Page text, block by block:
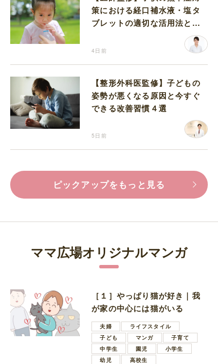
策における経口補水液・塩タ
ブレットの適切な活用法と水
4日前
【整形外科医監修】子どもの
姿勢が悪くなる原因と今すぐ
できる改善習慣４選
5日前
ピックアップをもっと見る
ママ広場オリジナルマンガ
［１］やっぱり猫が好き｜我
が家の中心には猫がいる
夫婦
ライフスタイル
子ども
マンガ
子育て
中学生
園児
小学生
幼児
高校生